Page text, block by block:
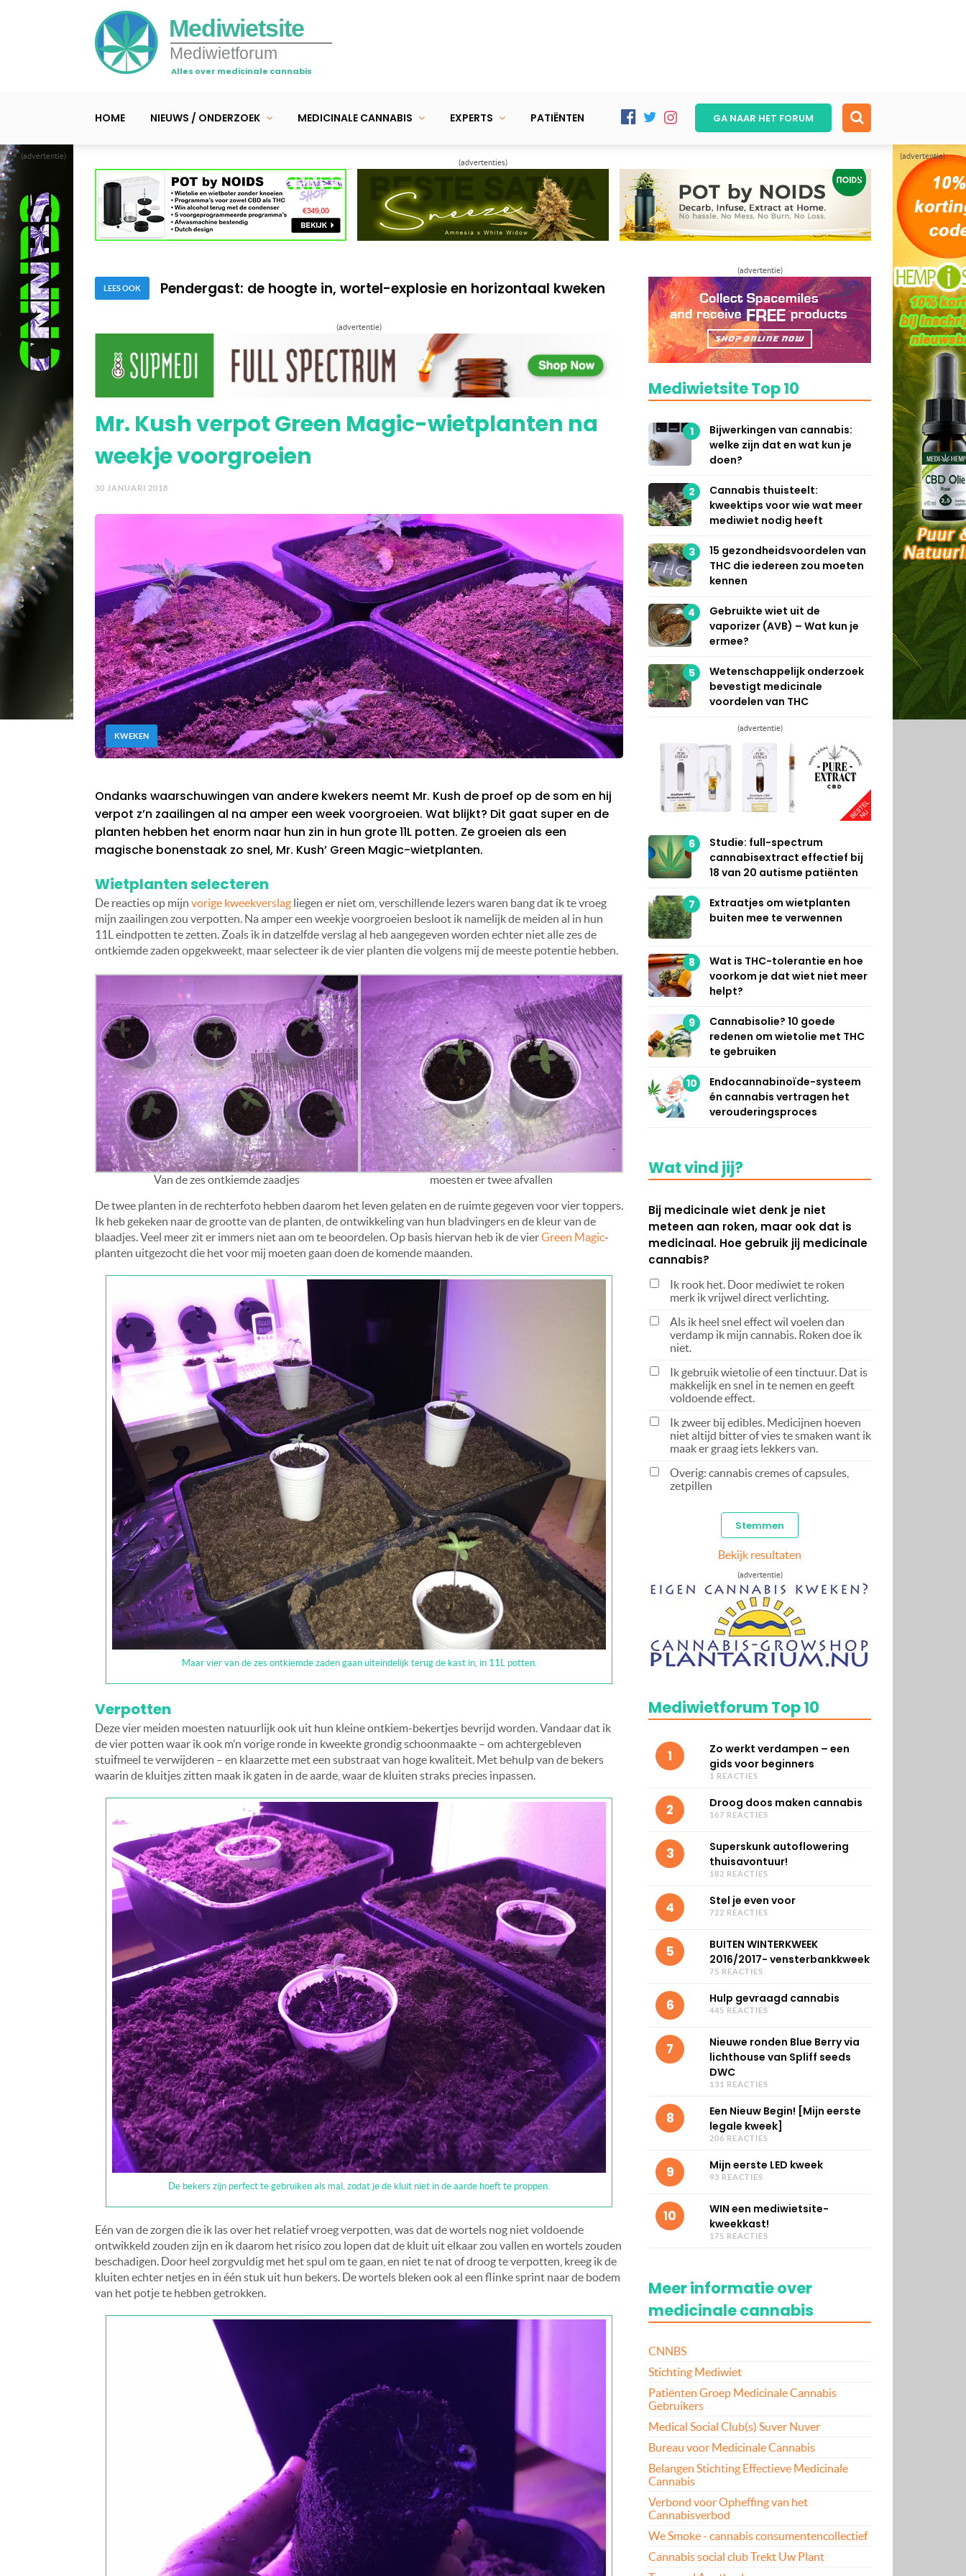
(advertentie) (advertentie)
Mediwietsite
Mediwietforum
Alles over medicinale cannabis
HOME NIEUWS / ONDERZOEK MEDICINALE CANNABIS EXPERTS PATIËNTEN GA NAAR HET FORUM
(advertenties)
LEES OOK
Mr. Kush reinigt stuifmeel uit kweekkast en ontkiemt wietzaden
Mr. Kush zet ontkiemde Green Magic-planten aan het werk
Mr. Kush reinigt stuifmeel uit kweekkast en ontkiemt wietzaden
Mr. Kush zet ontkiemde Green Magic-planten aan het werk
(advertentie)
Mr. Kush verpot Green Magic-wietplanten na
weekje voorgroeien
30 JANUARI 2018
KWEKEN
Ondanks waarschuwingen van andere kwekers neemt Mr. Kush de proef op de som en hij
verpot z’n zaailingen al na amper een week voorgroeien. Wat blijkt? Dit gaat super en de
planten hebben het enorm naar hun zin in hun grote 11L potten. Ze groeien als een
magische bonenstaak zo snel, Mr. Kush’ Green Magic-wietplanten.
Wietplanten selecteren
De reacties op mijn vorige kweekverslag liegen er niet om, verschillende lezers waren bang dat ik te vroeg
mijn zaailingen zou verpotten. Na amper een weekje voorgroeien besloot ik namelijk de meiden al in hun
11L eindpotten te zetten. Zoals ik in datzelfde verslag al heb aangegeven worden echter niet alle zes de
ontkiemde zaden opgekweekt, maar selecteer ik de vier planten die volgens mij de meeste potentie hebben.
Van de zes ontkiemde zaadjes
moesten er twee afvallen
De twee planten in de rechterfoto hebben daarom het leven gelaten en de ruimte gegeven voor vier toppers.
Ik heb gekeken naar de grootte van de planten, de ontwikkeling van hun bladvingers en de kleur van de
blaadjes. Veel meer zit er immers niet aan om te beoordelen. Op basis hiervan heb ik de vierGreen Magic-
planten uitgezocht die het voor mij moeten gaan doen de komende maanden.
Maar vier van de zes ontkiemde zaden gaan uiteindelijk terug de kast in, in 11L potten.
Verpotten
Deze vier meiden moesten natuurlijk ook uit hun kleine ontkiem-bekertjes bevrijd worden. Vandaar dat ik
de vier potten waar ik ook m’n vorige ronde in kweekte grondig schoonmaakte – om achtergebleven
stuifmeel te verwijderen – en klaarzette met een substraat van hoge kwaliteit. Met behulp van de bekers
waarin de kluitjes zitten maak ik gaten in de aarde, waar de kluiten straks precies inpassen.
De bekers zijn perfect te gebruiken als mal, zodat je de kluit niet in de aarde hoeft te proppen.
Eén van de zorgen die ik las over het relatief vroeg verpotten, was dat de wortels nog niet voldoende
ontwikkeld zouden zijn en ik daarom het risico zou lopen dat de kluit uit elkaar zou vallen en wortels zouden
beschadigen. Door heel zorgvuldig met het spul om te gaan, en niet te nat of droog te verpotten, kreeg ik de
kluiten echter netjes en in één stuk uit hun bekers. De wortels bleken ook al een flinke sprint naar de bodem
van het potje te hebben getrokken.
(advertentie)
Mediwietsite Top 10
1
Bijwerkingen van cannabis:
welke zijn dat en wat kun je
doen?
2
Cannabis thuisteelt:
kweektips voor wie wat meer
mediwiet nodig heeft
3
15 gezondheidsvoordelen van
THC die iedereen zou moeten
kennen
4
Gebruikte wiet uit de
vaporizer (AVB) – Wat kun je
ermee?
5
Wetenschappelijk onderzoek
bevestigt medicinale
voordelen van THC
(advertentie)
6
Studie: full-spectrum
cannabisextract effectief bij
18 van 20 autisme patiënten
7
Extraatjes om wietplanten
buiten mee te verwennen
8
Wat is THC-tolerantie en hoe
voorkom je dat wiet niet meer
helpt?
9
Cannabisolie? 10 goede
redenen om wietolie met THC
te gebruiken
10
Endocannabinoïde-systeem
én cannabis vertragen het
verouderingsproces
Wat vind jij?
Bij medicinale wiet denk je niet
meteen aan roken, maar ook dat is
medicinaal. Hoe gebruik jij medicinale
cannabis?
Ik rook het. Door mediwiet te roken
merk ik vrijwel direct verlichting.
Als ik heel snel effect wil voelen dan
verdamp ik mijn cannabis. Roken doe ik
niet.
Ik gebruik wietolie of een tinctuur. Dat is
makkelijk en snel in te nemen en geeft
voldoende effect.
Ik zweer bij edibles. Medicijnen hoeven
niet altijd bitter of vies te smaken want ik
maak er graag iets lekkers van.
Overig: cannabis cremes of capsules,
zetpillen
Bekijk resultaten
(advertentie)
Mediwietforum Top 10
1
Zo werkt verdampen – een
gids voor beginners
1 REACTIES
2 Droog doos maken cannabis
167 REACTIES
3
Superskunk autoflowering
thuisavontuur!
182 REACTIES
4 Stel je even voor
722 REACTIES
5
BUITEN WINTERKWEEK
2016/2017- vensterbankkweek
75 REACTIES
6 Hulp gevraagd cannabis
445 REACTIES
7
Nieuwe ronden Blue Berry via
lichthouse van Spliff seeds
DWC
131 REACTIES
8
Een Nieuw Begin! [Mijn eerste
legale kweek]
206 REACTIES
9 Mijn eerste LED kweek
93 REACTIES
10
WIN een mediwietsite-
kweekkast!
175 REACTIES
Meer informatie over
medicinale cannabis
CNNBS
Stichting Mediwiet
Patiënten Groep Medicinale Cannabis
Gebruikers
Medical Social Club(s) Suver Nuver
Bureau voor Medicinale Cannabis
Belangen Stichting Effectieve Medicinale
Cannabis
Verbond voor Opheffing van het
Cannabisverbod
We Smoke - cannabis consumentencollectief
Cannabis social club Trekt Uw Plant